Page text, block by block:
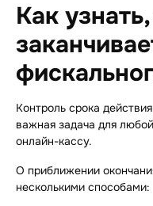
Как
Контроль срока
важная задача для
онлайн-кассу.
О приближении
несколькими способами: